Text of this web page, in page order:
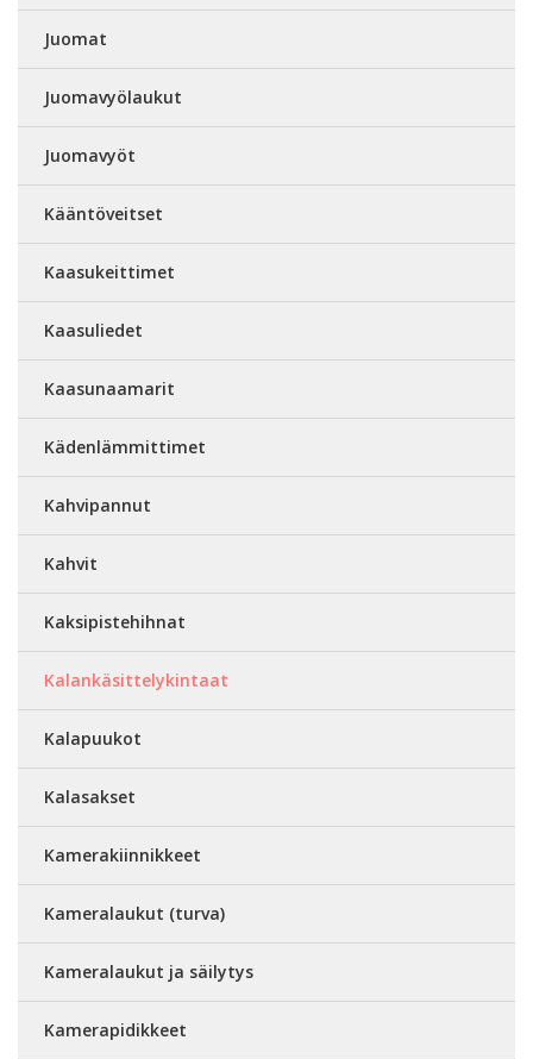
Juomat
Juomavyölaukut
Juomavyöt
Kääntöveitset
Kaasukeittimet
Kaasuliedet
Kaasunaamarit
Kädenlämmittimet
Kahvipannut
Kahvit
Kaksipistehihnat
Kalankäsittelykintaat
Kalapuukot
Kalasakset
Kamerakiinnikkeet
Kameralaukut (turva)
Kameralaukut ja säilytys
Kamerapidikkeet